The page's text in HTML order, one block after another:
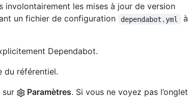
involontairement les mises à jour de version
un fichier de configuration
dependabot.yml
à
Dependabot.
du référentiel.
sur
Paramètres. Si vous ne voyez pas l’onglet